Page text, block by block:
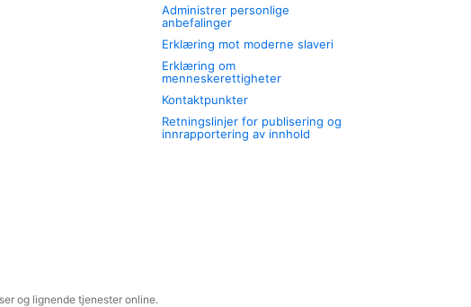
Administrer personlige
anbefalinger
Erklæring mot moderne slaveri
Erklæring om
menneskerettigheter
Kontaktpunkter
Retningslinjer for publisering og
innrapportering av innhold
og lignende tjenester online.